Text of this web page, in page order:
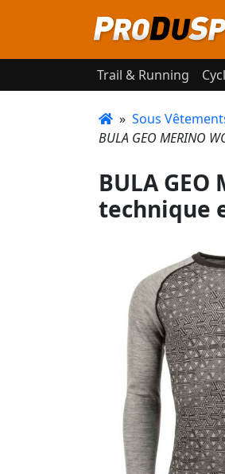
Trail & Running
» Sous
BULA GEO MERINO
BULA GEO
technique